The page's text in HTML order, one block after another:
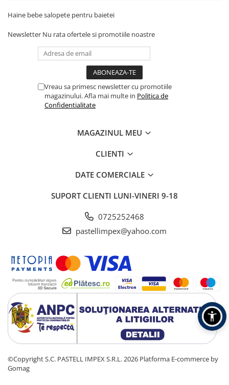
Haine bebe salopete pentru baietei
Newsletter Nu rata ofertele si promotiile noastre
Vreau sa primesc newsletter cu promotiile
magazinului. Afla mai multe in Politica de
Confidentialitate
MAGAZINUL MEU
CLIENTI
DATE COMERCIALE
SUPORT CLIENTI LUNI-VINERI 9-18
0725252468
pastellimpex@yahoo.com
©Copyright S.C. PASTELL IMPEX S.R.L. 2026 Platforma E-commerce by
Gomag